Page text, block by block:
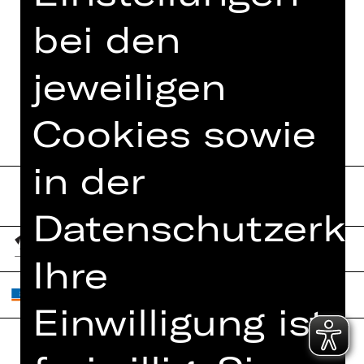
VIDEO/AUDIO
FOTOS
DIGITALES PROGRAMMHEFT
bei den
jeweiligen
Cookies sowie
in der
Ihre
Einwilligung ist